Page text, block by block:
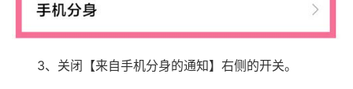
3、关闭【来自手机分身的通知】右侧的开关。